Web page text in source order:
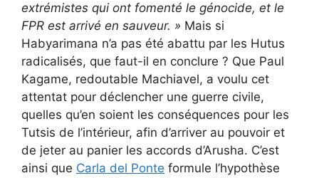
extrémistes qui ont fomenté le génocide, et le
FPR est arrivé en sauveur. » Mais si
Habyarimana n’a pas été abattu par les Hutus
radicalisés, que faut-il en conclure ? Que Paul
Kagame, redoutable Machiavel, a voulu cet
attentat pour déclencher une guerre civile,
quelles qu’en soient les conséquences pour les
Tutsis de l’intérieur, afin d’arriver au pouvoir et
de jeter au panier les accords d’Arusha. C’est
ainsi que Carla del Ponte formule l’hypothèse